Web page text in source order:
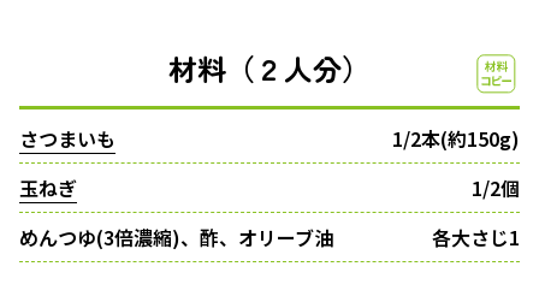
材料（２人分）
さつまいも
1/2本(約150g)
玉ねぎ
1/2個
めんつゆ(3倍濃縮)、酢、オリーブ油
各大さじ1